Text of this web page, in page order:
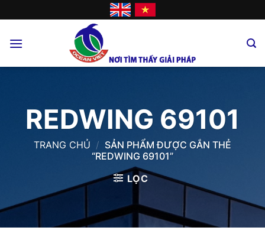
to
REDWING 69101
TRANG CHỦ / SẢN PHẨM ĐƯỢC GẮN THẺ
“REDWING 69101”
LỌC